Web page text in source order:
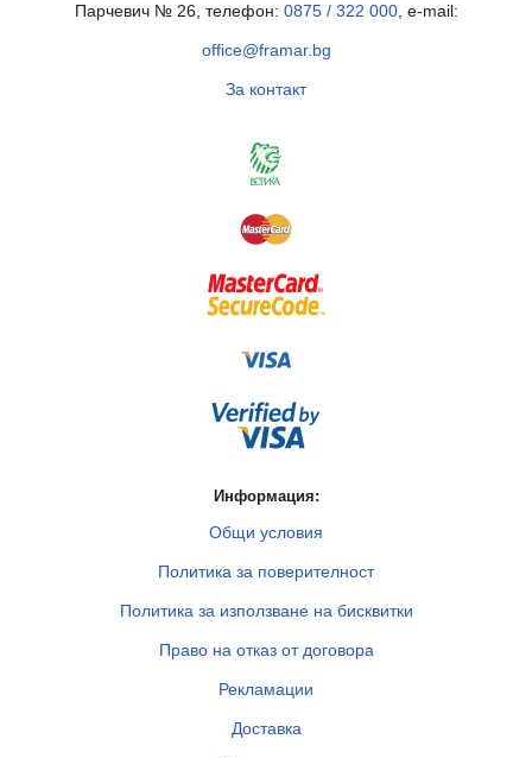
Парчевич № 26, телефон: 0875 / 322 000, e-mail:
office@framar.bg
За контакт
Информация:
Общи условия
Политика за поверителност
Политика за използване на бисквитки
Право на отказ от договора
Рекламации
Доставка